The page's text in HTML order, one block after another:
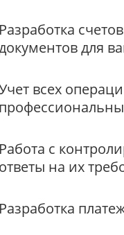
Разработка
для
всех
Работа с
ответы на их
Разработка